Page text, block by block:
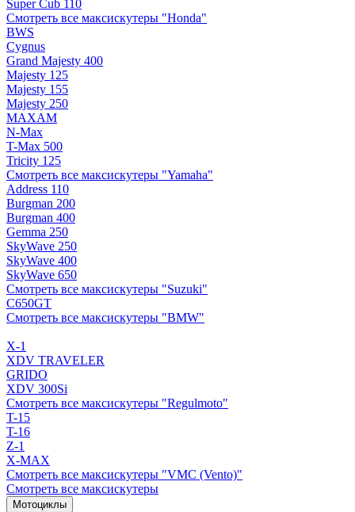
Super Cub 110
Смотреть все максискутеры "Honda"
BWS
Cygnus
Grand Majesty 400
Majesty 125
Majesty 155
Majesty 250
MAXAM
N-Max
T-Max 500
Tricity 125
Смотреть все максискутеры "Yamaha"
Address 110
Burgman 200
Burgman 400
Gemma 250
SkyWave 250
SkyWave 400
SkyWave 650
Смотреть все максискутеры "Suzuki"
C650GT
Смотреть все максискутеры "BMW"
X-1
XDV TRAVELER
GRIDO
XDV 300Si
Смотреть все максискутеры "Regulmoto"
T-15
T-16
Z-1
X-MAX
Смотреть все максискутеры "VMC (Vento)"
Смотреть все максискутеры
Мотоциклы